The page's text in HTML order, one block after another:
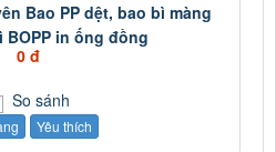
Bao PP dệt, bao bì màng
BOPP in ống đồng
0 đ
So sánh
Yêu thích